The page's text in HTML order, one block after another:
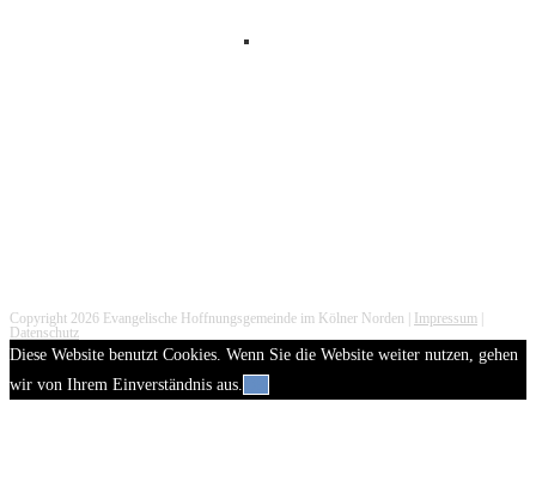
Copyright 2026 Evangelische Hoffnungsgemeinde im Kölner Norden | Impressum
Datenschutz
Diese Website benutzt Cookies. Wenn Sie die Website weiter nutzen, gehen
wir von Ihrem Einverständnis aus.